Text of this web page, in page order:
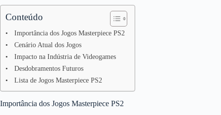
Conteúdo
Importância dos Jogos Masterpiece PS2
Cenário Atual dos Jogos
Impacto na Indústria de Videogames
Desdobramentos Futuros
Lista de Jogos Masterpiece PS2
Importância dos Jogos Masterpiece PS2